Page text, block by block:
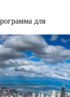
для